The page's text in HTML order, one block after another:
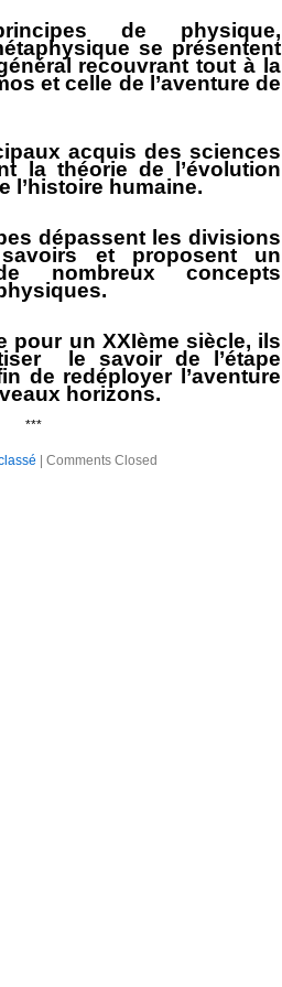
de physique,
se présentent
recouvrant tout à la
et celle de l’aventure de
acquis des sciences
la théorie de l’évolution
l’histoire humaine.
dépassent les divisions
et proposent un
nombreux concepts
pour un XXIème siècle, ils
le savoir de l’étape
de redéployer l’aventure
horizons.
***
Comments Closed